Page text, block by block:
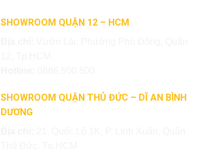
SHOWROOM QUẬN 12 – HCM
SHOWROOM QUẬN THỦ ĐỨC – DĨ AN BÌNH
DƯƠNG